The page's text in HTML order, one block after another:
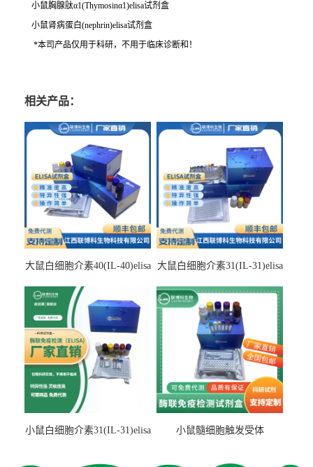
小鼠胸腺肽α1(Thymosinα1)elisa试剂盒
小鼠肾病蛋白(nephrin)elisa试剂盒
*本司产品仅用于科研，不用于临床诊断和！
相关产品：
大鼠白细胞介素40(IL-40)elisa
大鼠白细胞介素31(IL-31)elisa
小鼠白细胞介素31(IL-31)elisa
小鼠髓细胞触发受体